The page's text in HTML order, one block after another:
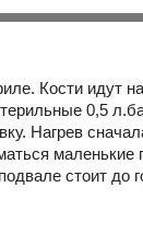
Кости идут
0,5
Нагрев
маленькие
стоит до